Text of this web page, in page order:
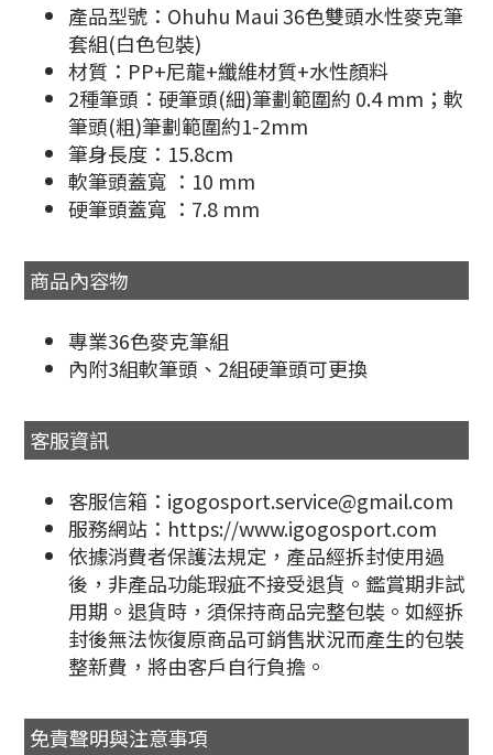
產品型號：Ohuhu Maui 36色雙頭水性麥克筆
套組(白色包裝)
材質：PP+尼龍+纖維材質+水性顏料
2種筆頭：硬筆頭(細)筆劃範圍約 0.4 mm；軟
筆頭(粗)筆劃範圍約1-2mm
筆身長度：15.8cm
軟筆頭蓋寬 ：10 mm
硬筆頭蓋寬 ：7.8 mm
商品內容物
專業36色麥克筆組
內附3組軟筆頭、2組硬筆頭可更換
客服資訊
客服信箱：igogosport.service@gmail.com
服務網站：https://www.igogosport.com
依據消費者保護法規定，產品經拆封使用過
後，非產品功能瑕疵不接受退貨。鑑賞期非試
用期。退貨時，須保持商品完整包裝。如經拆
封後無法恢復原商品可銷售狀況而產生的包裝
整新費，將由客戶自行負擔。
免責聲明與注意事項